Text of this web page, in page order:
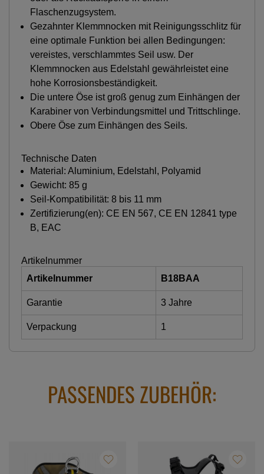
Flaschenzugsystem.
Gezahnter Klemmnocken mit Reinigungsschlitz für
eine optimale Funktion bei allen Bedingungen:
vereistes, verschlammtes Seil usw. Der
Klemmnocken aus Edelstahl gewährleistet eine
hohe Korrosionsbeständigkeit.
Die untere Öse ist groß genug zum Einhängen der
Karabiner von Verbindungsmittel und Trittschlinge.
Obere Öse zum Einhängen des Seils.
Technische Daten
Material: Aluminium, Edelstahl, Polyamid
Gewicht: 85 g
Seil-Kompatibilität: 8 bis 11 mm
Zertifizierung(en): CE EN 567, CE EN 12841 type
B, EAC
Artikelnummer
Artikelnummer
B18BAA
Garantie 3 Jahre
Verpackung 1
PASSENDES ZUBEHÖR: